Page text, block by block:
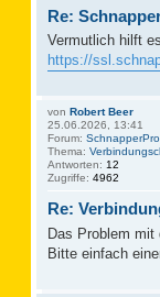
Re:
Vermutlich hilft
https://
von Robert Beer
25.06.2026, 13:41
Forum: SchnapperPro
Thema:
Antworten: 12
Zugriffe: 4962
Re:
Das Problem
Bitte einfach